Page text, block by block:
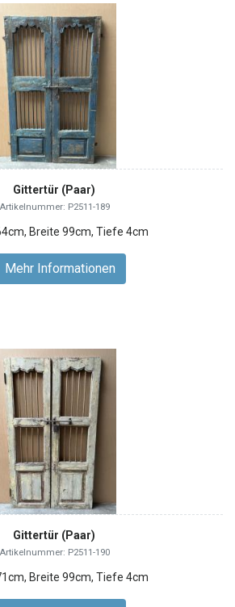
Gittertür (Paar)
Artikelnummer: P2511-189
Breite 99cm, Tiefe 4cm
Mehr Informationen
Gittertür (Paar)
Artikelnummer: P2511-190
Breite 99cm, Tiefe 4cm